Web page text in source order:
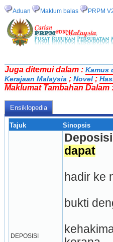
Aduan Maklum balas PRPM
Juga ditemui dalam : Kamus
Kerajaan Malaysia ; Novel ;
Maklumat Tambahan Dalam
Ensiklopedia
Tajuk Sinopsis
DEPOSISI
Deposisi
dapat
hadir ke
bukti